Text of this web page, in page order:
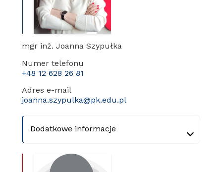
mgr inż. Joanna Szypułka
Numer telefonu
+48 12 628 26 81
Adres e-mail
joanna.szypulka@pk.edu.pl
Dodatkowe informacje